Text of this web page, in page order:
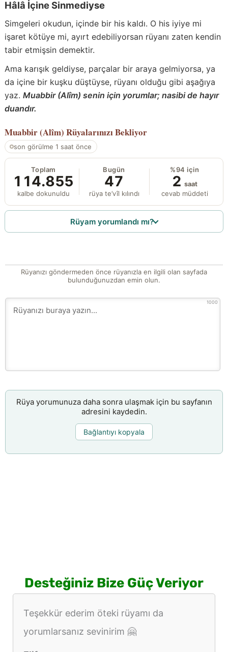
Hâlâ İçine Sinmediyse
Simgeleri okudun, içinde bir his kaldı. O his iyiye mi
işaret kötüye mi, ayırt edebiliyorsan rüyanı zaten kendin
tabir etmişsin demektir.
Ama karışık geldiyse, parçalar bir araya gelmiyorsa, ya
da içine bir kuşku düştüyse, rüyanı olduğu gibi aşağıya
yaz. Muabbir (Alîm) senin için yorumlar; nasibi de hayır
duandır.
Muabbir (Alîm) Rüyalarınızı Bekliyor
son görülme 1 saat önce
Toplam
114.855
kalbe dokunuldu
Bugün
47
rüya te’vîl kılındı
%94 için
2 saat
cevab müddeti
Rüyam yorumlandı mı?
Rüyanızı göndermeden önce rüyanızla en ilgili olan sayfada
bulunduğunuzdan emin olun.
1000
Rüya yorumunuza daha sonra ulaşmak için bu sayfanın
adresini kaydedin.
Bağlantıyı kopyala
Desteğiniz Bize Güç Veriyor
Teşekkür ederim öteki rüyamı da
yorumlarsanız sevinirim 🤗